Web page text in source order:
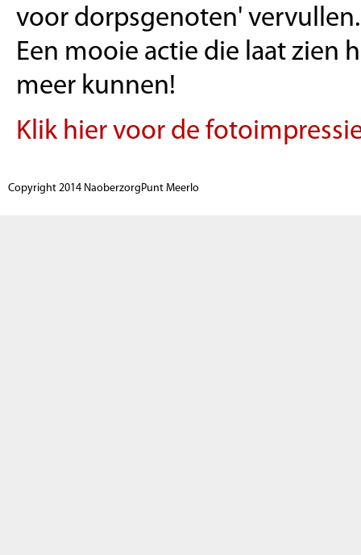
voor dorpsgenoten'
Een mooie actie die laat zien
meer kunnen!
Klik hier voor de
Copyright 2014 NaoberzorgPunt Meerlo